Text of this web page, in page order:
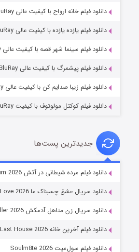
شوهر
دانلود فیلم خانه ارواح با کیفیت عالی BluRay
دانلود فیلم یازده یازده با کیفیت عالی BluRay
دانلود فیلم سینما شهر قصه با کیفیت عالی BluRay
دانلود فیلم پیشمرگ با کیفیت عالی BluRay
دانلود فیلم زیبا صدایم کن با کیفیت عالی BluRay
دانلود فیلم کوکتل مولوتوف با کیفیت BluRay
جدیدترین پست‌ها
دانلود فیلم مرده شیطانی در آتش Evil Dead Burn 2026
دانلود سریال عشق چسبناک ما Our Sticky Love 2026
دانلود سریال زن متاهل آدمکش A Bona Fide Killer 2026
دانلود فیلم آخرین خانه The Last House 2026
دانلود فیلم سول‌میت Soulm8te 2026